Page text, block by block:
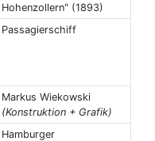
Hohenzollern" (1893)
Passagierschiff
Markus Wiekowski
(Konstruktion + Grafik)
Hamburger